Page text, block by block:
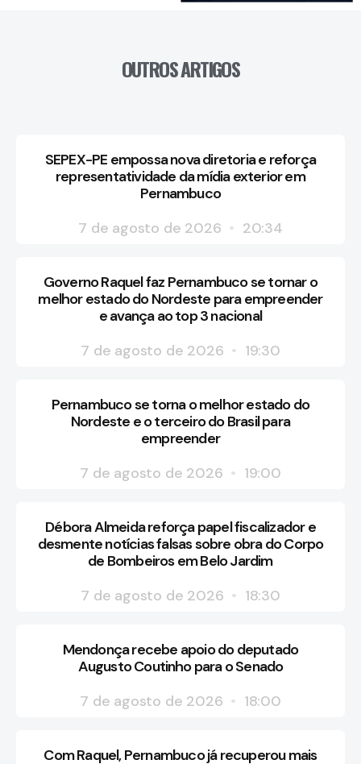
OUTROS ARTIGOS
SEPEX-PE empossa nova diretoria e reforça
representatividade da mídia exterior em
Pernambuco
7 de agosto de 2026
20:34
Governo Raquel faz Pernambuco se tornar o
melhor estado do Nordeste para empreender
e avança ao top 3 nacional
7 de agosto de 2026
19:30
Pernambuco se torna o melhor estado do
Nordeste e o terceiro do Brasil para
empreender
7 de agosto de 2026
19:00
Débora Almeida reforça papel fiscalizador e
desmente notícias falsas sobre obra do Corpo
de Bombeiros em Belo Jardim
7 de agosto de 2026
18:30
Mendonça recebe apoio do deputado
Augusto Coutinho para o Senado
7 de agosto de 2026
18:00
Com Raquel, Pernambuco já recuperou mais